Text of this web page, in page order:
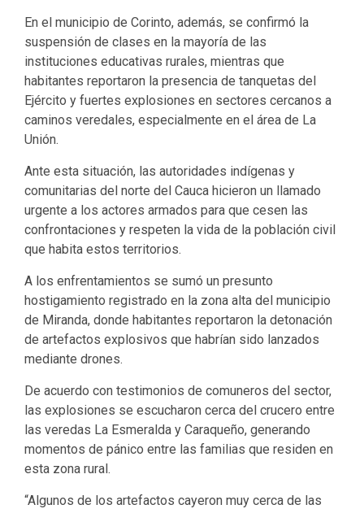
En el municipio de Corinto, además, se confirmó la
suspensión de clases en la mayoría de las
instituciones educativas rurales, mientras que
habitantes reportaron la presencia de tanquetas del
Ejército y fuertes explosiones en sectores cercanos a
caminos veredales, especialmente en el área de La
Unión.
Ante esta situación, las autoridades indígenas y
comunitarias del norte del Cauca hicieron un llamado
urgente a los actores armados para que cesen las
confrontaciones y respeten la vida de la población civil
que habita estos territorios.
A los enfrentamientos se sumó un presunto
hostigamiento registrado en la zona alta del municipio
de Miranda, donde habitantes reportaron la detonación
de artefactos explosivos que habrían sido lanzados
mediante drones.
De acuerdo con testimonios de comuneros del sector,
las explosiones se escucharon cerca del crucero entre
las veredas La Esmeralda y Caraqueño, generando
momentos de pánico entre las familias que residen en
esta zona rural.
“Algunos de los artefactos cayeron muy cerca de las